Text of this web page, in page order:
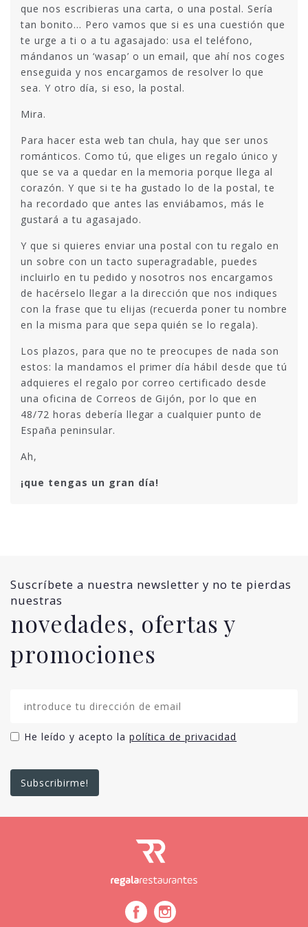
que nos escribieras una carta, o una postal. Sería
tan bonito… Pero vamos que si es una cuestión que
te urge a ti o a tu agasajado: usa el teléfono,
mándanos un ‘wasap’ o un email, que ahí nos coges
enseguida y nos encargamos de resolver lo que
sea. Y otro día, si eso, la postal.
Mira.
Para hacer esta web tan chula, hay que ser unos
románticos. Como tú, que eliges un regalo único y
que se va a quedar en la memoria porque llega al
corazón. Y que si te ha gustado lo de la postal, te
ha recordado que antes las enviábamos, más le
gustará a tu agasajado.
Y que si quieres enviar una postal con tu regalo en
un sobre con un tacto superagradable, puedes
incluirlo en tu pedido y nosotros nos encargamos
de hacérselo llegar a la dirección que nos indiques
con la frase que tu elijas (recuerda poner tu nombre
en la misma para que sepa quién se lo regala).
Los plazos, para que no te preocupes de nada son
estos: la mandamos el primer día hábil desde que tú
adquieres el regalo por correo certificado desde
una oficina de Correos de Gijón, por lo que en
48/72 horas debería llegar a cualquier punto de
España peninsular.
Ah,
¡que tengas un gran día!
Suscríbete a nuestra newsletter y no te pierdas
nuestras
novedades, ofertas y
promociones
He leído y acepto la política de privacidad